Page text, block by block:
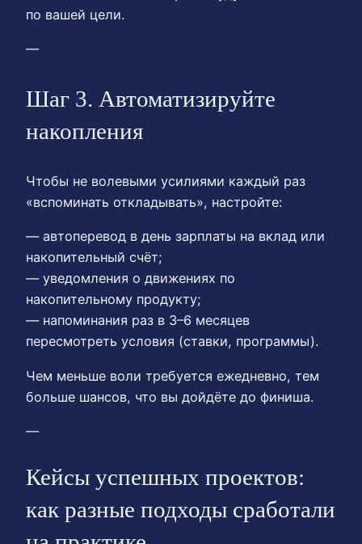
по вашей цели.
—
Шаг 3. Автоматизируйте
накопления
Чтобы не волевыми усилиями каждый раз
«вспоминать откладывать», настройте:
— автоперевод в день зарплаты на вклад или
накопительный счёт;
— уведомления о движениях по
накопительному продукту;
— напоминания раз в 3–6 месяцев
пересмотреть условия (ставки, программы).
Чем меньше воли требуется ежедневно, тем
больше шансов, что вы дойдёте до финиша.
—
Кейсы успешных проектов:
как разные подходы сработали